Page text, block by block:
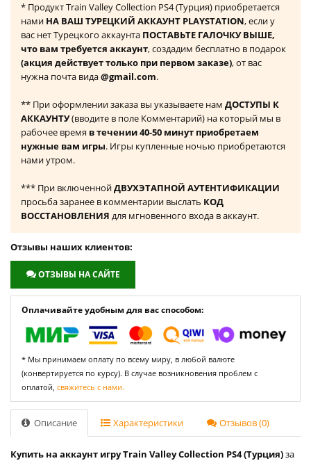
* Продукт Train Valley Collection PS4 (Турция) приобретается
нами НА ВАШ ТУРЕЦКИЙ АККАУНТ PLAYSTATION, если у
вас нет Турецкого аккаунта ПОСТАВЬТЕ ГАЛОЧКУ ВЫШЕ,
что вам требуется аккаунт, создадим бесплатно в подарок
(акция действует только при первом заказе), от вас
нужна почта вида@gmail.com.
** При оформлении заказа вы указываете нам ДОСТУПЫ К
АККАУНТУ(вводите в поле Комментарий) на который мы в
рабочее время в течении 40-50 минут приобретаем
нужные вам игры. Игры купленные ночью приобретаются
нами утром.
*** При включеннойДВУХЭТАПНОЙ АУТЕНТИФИКАЦИИ
просьба заранее в комментарии выслать КОД
ВОССТАНОВЛЕНИЯ для мгновенного входа в аккаунт.
Отзывы наших клиентов:
ОТЗЫВЫ НА САЙТЕ
Оплачивайте удобным для вас способом:
* Мы принимаем оплату по всему миру, в любой валюте
(конвертируется по курсу). В случае возникновения проблем с
оплатой, свяжитесь с нами.
Описание Характеристики Отзывов (0)
Купить на аккаунт игру Train Valley Collection PS4 (Турция)за